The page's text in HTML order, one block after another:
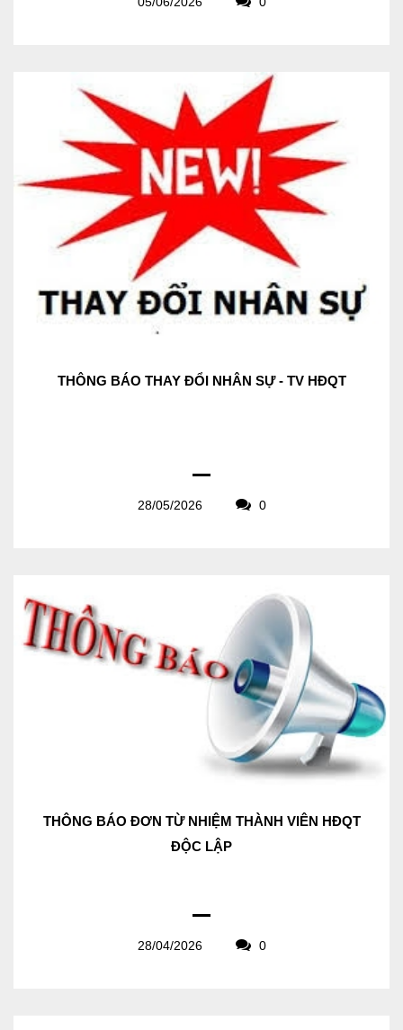
THÔNG BÁO THAY ĐỔI NHÂN SỰ - TV HĐQT
28/05/2026 0
THÔNG BÁO ĐƠN TỪ NHIỆM THÀNH VIÊN HĐQT
ĐỘC LẬP
28/04/2026 0